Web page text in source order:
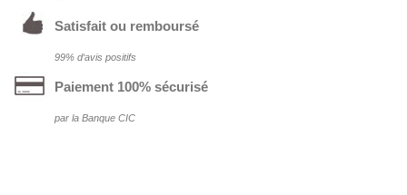
Satisfait ou remboursé
99% d‘avis positifs
Paiement 100% sécurisé
par la Banque CIC